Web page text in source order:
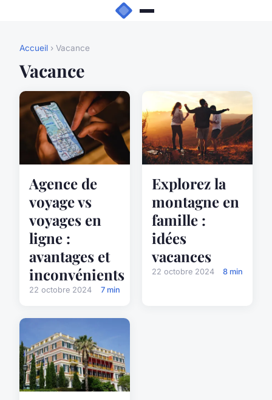
Accueil › Vacance
Vacance
Agence de
voyage vs
voyages en
ligne :
avantages et
inconvénients
22 octobre 2024 7 min
Explorez la
montagne en
famille :
idées
vacances
22 octobre 2024 8 min